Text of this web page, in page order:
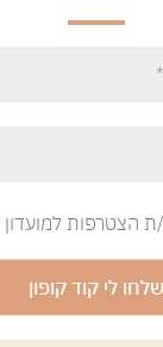
הצטרפות למועדון
שלחו לי קוד קופון